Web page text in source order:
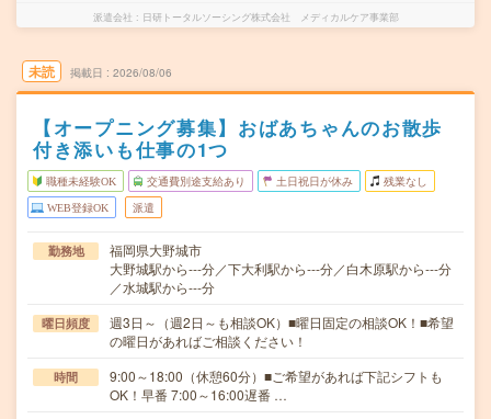
派遣会社 日研トータルソーシング株式会社 メディカルケア事業部
未読 掲載日 2026/08/06
【オープニング募集】おばあちゃんのお散歩
付き添いも仕事の1つ
職種未経験OK 交通費別途支給あり 土日祝日が休み 残業なし
WEB登録OK 派遣
勤務地
福岡県大野城市
大野城駅から---分／下大利駅から---分／白木原駅から---分
／水城駅から---分
曜日頻度
週3日～（週2日～も相談OK）■曜日固定の相談OK！■希望
の曜日があればご相談ください！
時間
9:00～18:00（休憩60分）■ご希望があれば下記シフトも
OK！早番 7:00～16:00遅番 …